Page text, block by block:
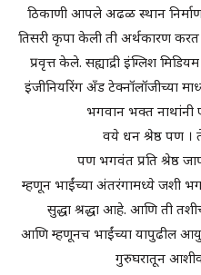
ठिकाणी आपले अढळ स्थान
तिसरी कृपा केली ती अर्थकारण
प्रवृत्त केले. सह्याद्री इंग्लिश
इंजीनियरिंग अँड टेक्नॉलॉजीच्या
भगवान भक्त
वये धन श्रेष्ठ पण ।
पण भगवंत प्रति श्रेष्ठ
म्हणून भाईंच्या अंतरंगामध्ये जशी
सुद्धा श्रद्धा आहे. आणि ती
आणि म्हणूनच भाईंच्या यापुढील
गुरुघरातून